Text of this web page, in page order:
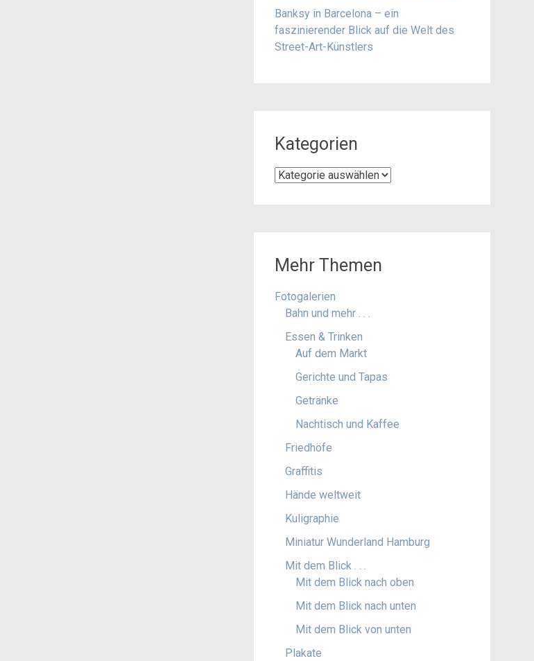
Banksy in Barcelona – ein
faszinierender Blick auf die Welt des
Street-Art-Künstlers
Kategorien
Kategorien
Mehr Themen
Fotogalerien
Bahn und mehr . . .
Essen & Trinken
Auf dem Markt
Gerichte und Tapas
Getränke
Nachtisch und Kaffee
Friedhöfe
Graffitis
Hände weltweit
Kuligraphie
Miniatur Wunderland Hamburg
Mit dem Blick . . .
Mit dem Blick nach oben
Mit dem Blick nach unten
Mit dem Blick von unten
Plakate